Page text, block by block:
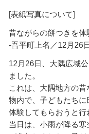
[表紙写真について]
昔ながらの餅つきを体
-吾平町上名／12月26
12月26日、大隅広域
ました。
これは、大隅地方の
物内で、子どもたち
体験してもらおうと行
当日は、小雨が降る